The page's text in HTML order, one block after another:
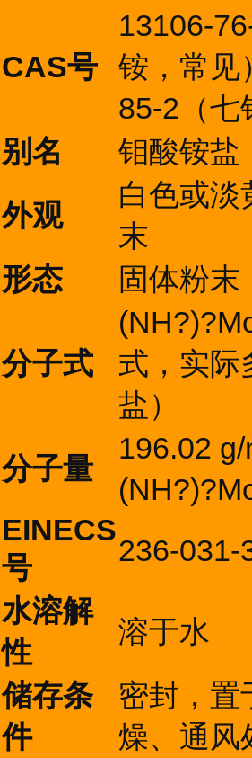
CAS号
13106-
铵，常见
85-2（七
别名
钼酸铵盐
外观
白色或淡
末
形态
固体粉末
分子式
式，实际
盐）
分子量
196.02
EINECS
号
236-031-
水溶解
性
溶于水
储存条
件
密封，置
燥、通风